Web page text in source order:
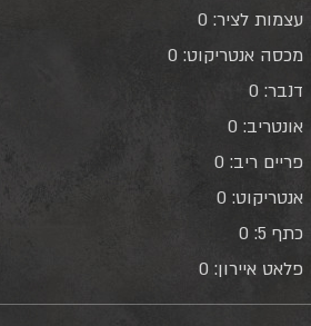
עצמות לציר: 0
מכסה אנטריקוט: 0
דנבר: 0
אונטריב: 0
פריים ריב: 0
אנטריקוט: 0
כתף 5:
0
פלאט איירון: 0